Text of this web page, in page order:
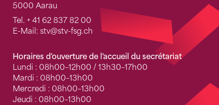
5000 Aarau
Tel. + 41 62 837 82 00
E-Mail: stv@stv-fsg.ch
Horaires d'ouverture de l'accueil du secrétariat
Lundi : 08h00–12h00 / 13h30–17h00
Mardi : 08h00–13h00
Mercredi : 08h00–13h00
Jeudi : 08h00–13h00